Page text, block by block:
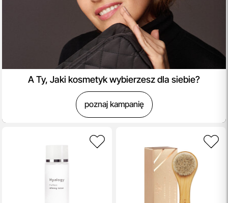
A Ty, Jaki kosmetyk wybierzesz dla siebie?
poznaj kampanię